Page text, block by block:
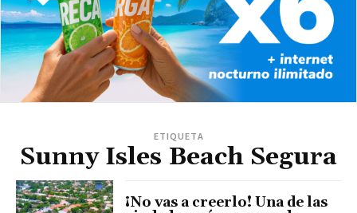
ETIQUETA
Sunny Isles Beach Segura
¡No vas a creerlo! Una de las